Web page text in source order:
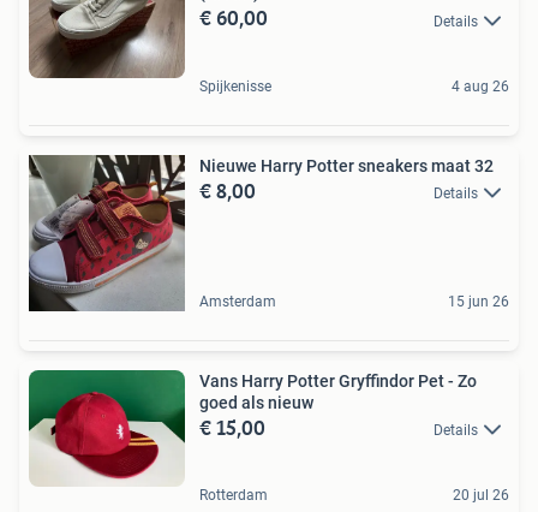
€ 60,00 Details
Spijkenisse 4 aug 26
Nieuwe Harry Potter sneakers maat 32
€ 8,00 Details
Amsterdam 15 jun 26
Vans Harry Potter Gryffindor Pet - Zo
goed als nieuw
€ 15,00 Details
Rotterdam 20 jul 26